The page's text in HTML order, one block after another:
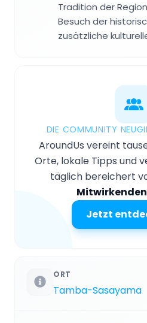
Tradition der
Besuch der
zusätzliche
DIE COMMUNITY
AroundUs vereint
Orte, lokale Tipps und
täglich bereichert
Mitwirkenden
Jetzt
ORT
Tamba-Sasayama